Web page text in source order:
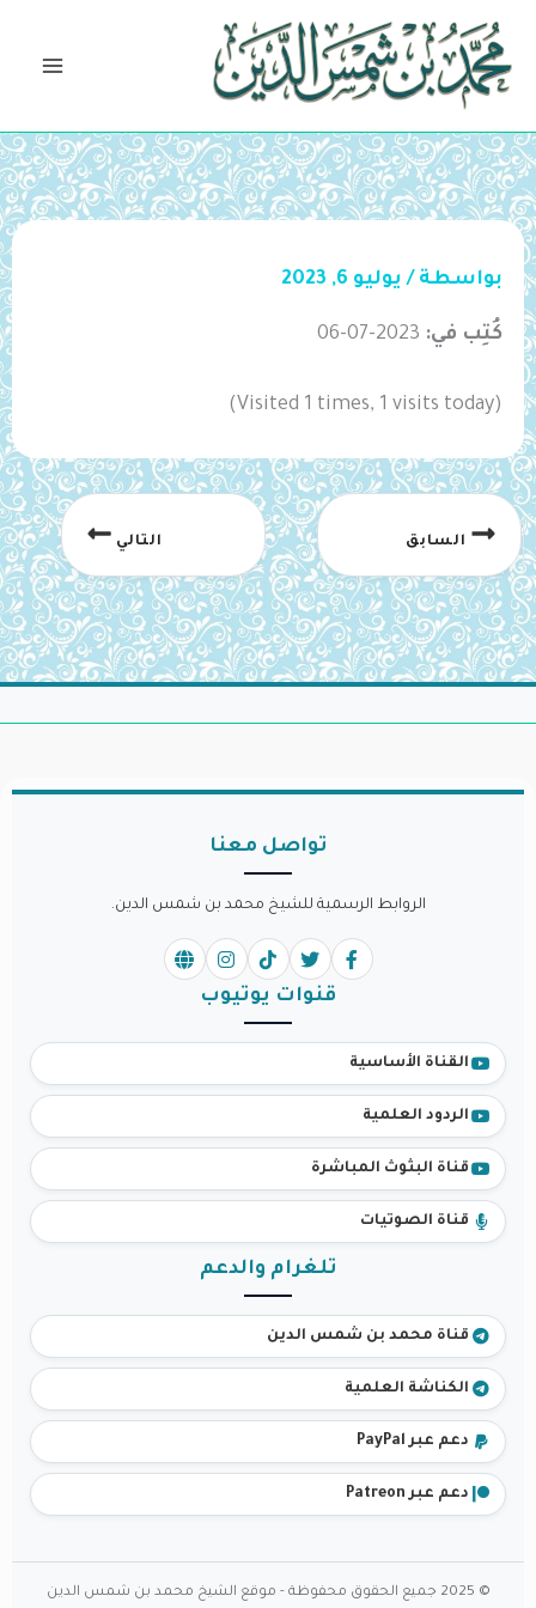
تخطي
المحتوى
بواسطة / يوليو 6, 2023
كُتِب في: 2023-07-06
(Visited 1 times, 1 visits today)
السابق التالي
تواصل معنا
الروابط الرسمية للشيخ محمد بن شمس الدين.
قنوات يوتيوب
القناة الأساسية
الردود العلمية
قناة البثوث المباشرة
قناة الصوتيات
تلغرام والدعم
قناة محمد بن شمس الدين
الكناشة العلمية
دعم عبر PayPal
دعم عبر Patreon
© 2025 جميع الحقوق محفوظة - موقع الشيخ محمد بن شمس الدين